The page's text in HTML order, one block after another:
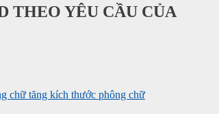
THEO YÊU CẦU CỦA
tăng kích thước phông chữ